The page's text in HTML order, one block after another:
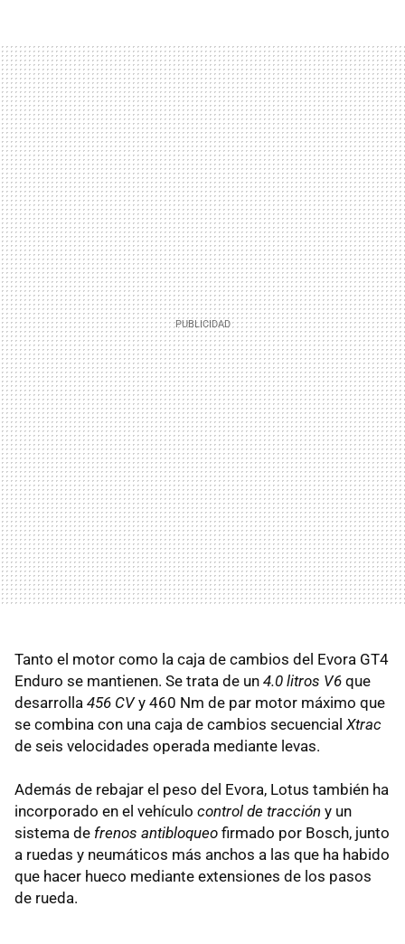
Tanto el motor como la caja de cambios del Evora GT4
Enduro se mantienen. Se trata de un 4.0 litros V6 que
desarrolla 456 CVy 460 Nm de par motor máximo que
se combina con una caja de cambios secuencial Xtrac
de seis velocidades operada mediante levas.
Además de rebajar el peso del Evora, Lotus también ha
incorporado en el vehículo control de tracción y un
sistema de frenos antibloqueo firmado por Bosch, junto
a ruedas y neumáticos más anchos a las que ha habido
que hacer hueco mediante extensiones de los pasos
de rueda.